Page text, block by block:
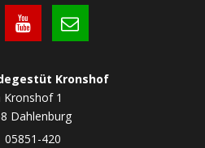
Kronshof
Kronshof 1
Dahlenburg
05851-420